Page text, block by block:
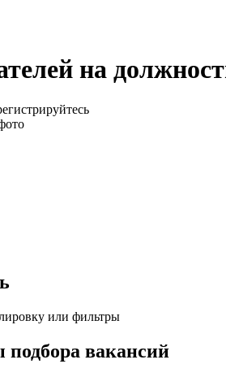
на
или фильтры
вакансий